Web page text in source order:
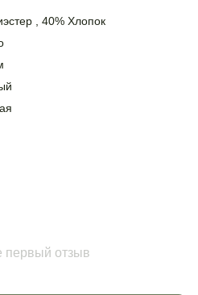
, 40% Хлопок
первый отзыв